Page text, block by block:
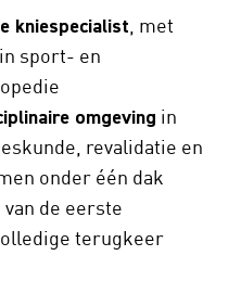
kniespecialist , met
sport- en
omgeving in
revalidatie en
onder één dak
, van de eerste
terugkeer